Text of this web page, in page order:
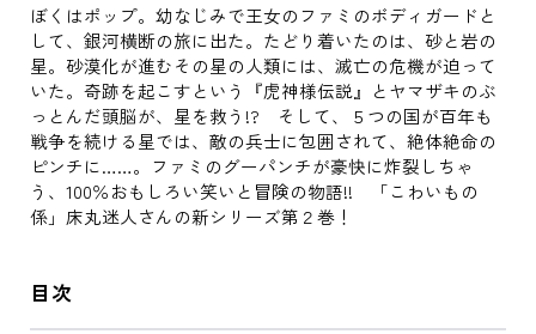
ぼくはポップ。幼なじみで王女のファミのボディガードと
して、銀河横断の旅に出た。たどり着いたのは、砂と岩の
星。砂漠化が進むその星の人類には、滅亡の危機が迫って
いた。奇跡を起こすという『虎神様伝説』とヤマザキのぶ
っとんだ頭脳が、星を救う!? そして、５つの国が百年も
戦争を続ける星では、敵の兵士に包囲されて、絶体絶命の
ピンチに……。ファミのグーパンチが豪快に炸裂しちゃ
う、100％おもしろい笑いと冒険の物語!! 「こわいもの
係」床丸迷人さんの新シリーズ第２巻！
目次